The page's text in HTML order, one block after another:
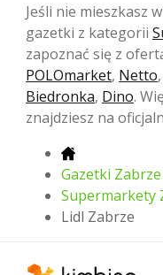
Jeśli nie mieszkasz
gazetki z kategorii
zapoznać się z
POLOmarket, Netto,
Biedronka, Dino.
znajdziesz na
Gazetki Zabrze
Supermarkety
Lidl Zabrze